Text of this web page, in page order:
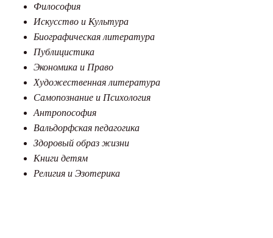
Философия
Искусство и Культура
Биографическая литература
Публицистика
Экономика и Право
Художественная литература
Самопознание и Психология
Антропософия
Вальдорфская педагогика
Здоровый образ жизни
Книги детям
Религия и Эзотерика